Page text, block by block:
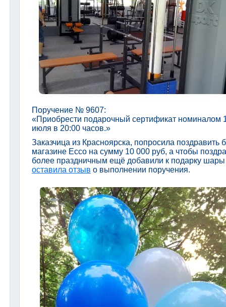
Поручение № 9607:
«Приобрести подарочный сертификат номиналом
июля в 20:00 часов.»
Заказчица из Красноярска, попросила
магазине Ecco на сумму 10 000 руб, а чтобы
более праздничным ещё добавили к подарку
оставила отзыв о выполнении поручения.